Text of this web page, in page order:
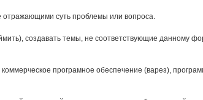
суть проблемы или вопроса.
создавать темы, не соответствующие данному
програмное обеспечение (варез),